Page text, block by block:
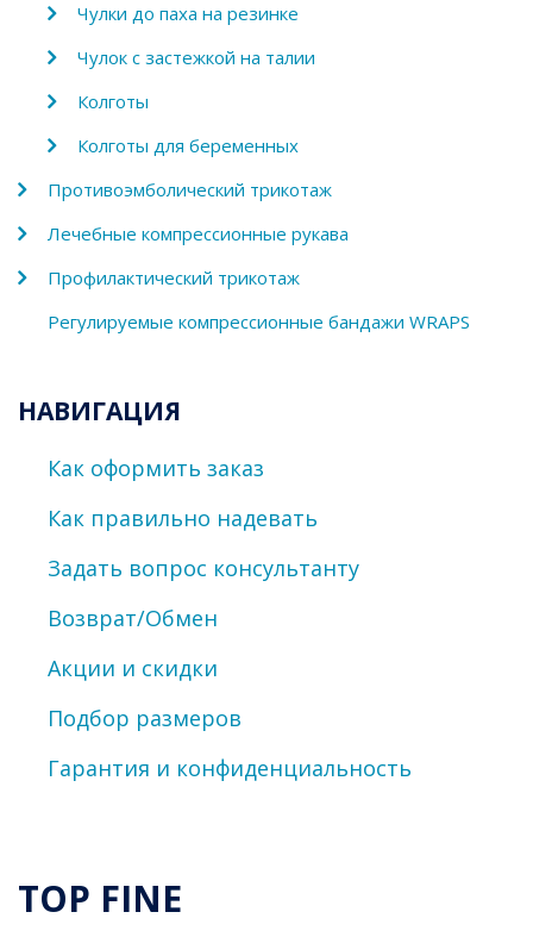
Чулки до паха на резинке
Чулок с застежкой на талии
Колготы
Колготы для беременных
Противоэмболический трикотаж
Лечебные компрессионные рукава
Профилактический трикотаж
Регулируемые компрессионные бандажи WRAPS
НАВИГАЦИЯ
Как оформить заказ
Как правильно надевать
Задать вопрос консультанту
Возврат/Обмен
Акции и скидки
Подбор размеров
Гарантия и конфиденциальность
TOP FINE